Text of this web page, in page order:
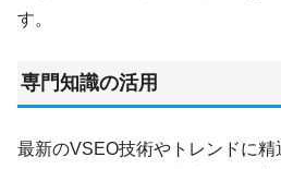
す。
専門知識の活用
最新のVSEO技術やトレンドに